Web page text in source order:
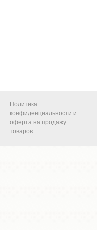
Политика
конфиденциальности и
оферта на продажу
товаров